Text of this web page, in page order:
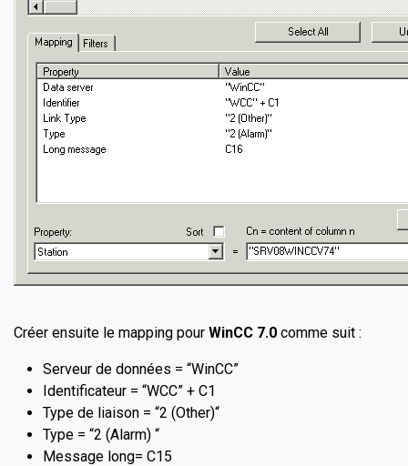
Créer ensuite le mapping pour WinCC 7.0 comme suit :
Serveur de données = “WinCC”
Identificateur = “WCC” + C1
Type de liaison = “2 (Other)“
Type = “2 (Alarm) “
Message long= C15